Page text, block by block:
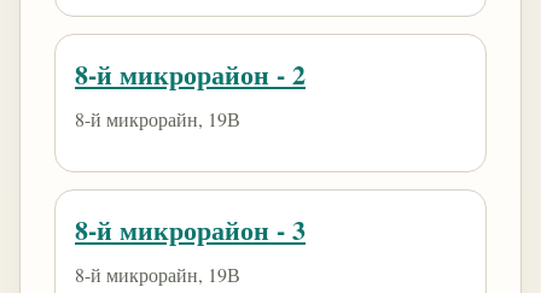
8-й микрорайон - 2
8-й микрорайн, 19В
8-й микрорайон - 3
8-й микрорайн, 19В